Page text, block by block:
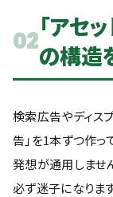
02「アセ
の構造
検索広告やディス
告」を1本ずつ作っ
発想が通用しませ
必ず迷子になります